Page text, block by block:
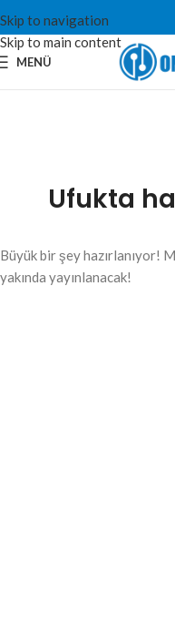
Skip to navigation
Skip to main content
MENÜ
Ufukta
Büyük bir şey hazırlanıyor!
yakında yayınlanacak!